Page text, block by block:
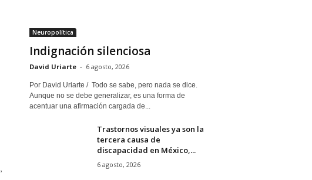
Neuropolítica
Indignación silenciosa
David Uriarte - 6 agosto, 2026
Por David Uriarte / Todo se sabe, pero nada se dice.
Aunque no se debe generalizar, es una forma de
acentuar una afirmación cargada de...
Trastornos visuales ya son la
tercera causa de
discapacidad en México,...
6 agosto, 2026